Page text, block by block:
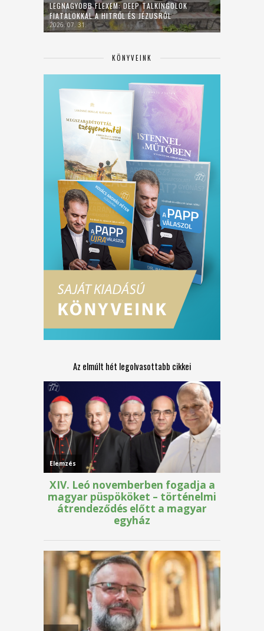
LEGNAGYOBB FLEXEM: DEEP TALKINGOLOK
FIATALOKKAL A HITRŐL ÉS JÉZUSRÓL
2026. 07. 31.
KÖNYVEINK
Az elmúlt hét legolvasottabb cikkei